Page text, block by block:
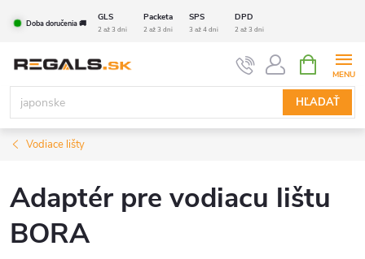
Doba doručenia 🚚
GLS Packeta SPS DPD
2 až 3 dni 2 až 3 dni 3 až 4 dni 2 až 3 dni
HĽADAŤ
KOŠÍK
Vodiace lišty
Adaptér pre vodiacu lištu
BORA